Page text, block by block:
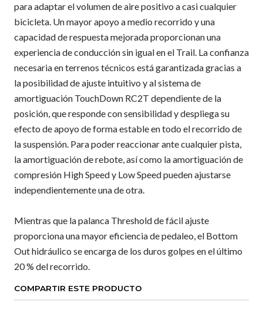
para adaptar el volumen de aire positivo a casi cualquier
bicicleta. Un mayor apoyo a medio recorrido y una
capacidad de respuesta mejorada proporcionan una
experiencia de conducción sin igual en el Trail. La confianza
necesaria en terrenos técnicos está garantizada gracias a
la posibilidad de ajuste intuitivo y al sistema de
amortiguación TouchDown RC2T dependiente de la
posición, que responde con sensibilidad y despliega su
efecto de apoyo de forma estable en todo el recorrido de
la suspensión. Para poder reaccionar ante cualquier pista,
la amortiguación de rebote, así como la amortiguación de
compresión High Speed y Low Speed pueden ajustarse
independientemente una de otra.
Mientras que la palanca Threshold de fácil ajuste
proporciona una mayor eficiencia de pedaleo, el Bottom
Out hidráulico se encarga de los duros golpes en el último
20 % del recorrido.
COMPARTIR ESTE PRODUCTO